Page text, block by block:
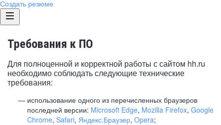
Создать резюме
Требования к ПО
Для полноценной и корректной работы с сайтом hh.ru
необходимо соблюдать следующие технические
требования:
использование одного из перечисленных браузеров
последней версии: Microsoft Edge, Mozilla Firefox, Google
Chrome, Safari, Яндекс.Браузер, Opera;